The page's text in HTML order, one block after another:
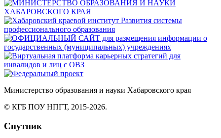
Министерство образования и науки Хабаровского края
© КГБ ПОУ НПГТ, 2015-2026.
Спутник